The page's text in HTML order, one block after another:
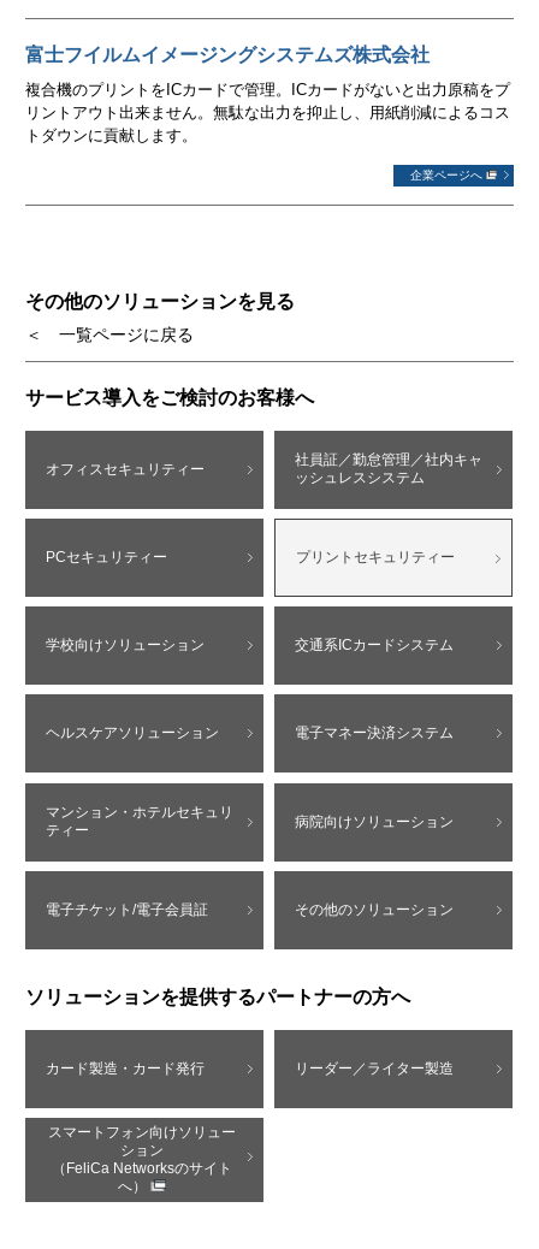
富士フイルムイメージングシステムズ株式会社
複合機のプリントをICカードで管理。ICカードがないと出力原稿をプ
リントアウト出来ません。無駄な出力を抑止し、用紙削減によるコス
トダウンに貢献します。
企業ページへ
その他のソリューションを見る
＜ 一覧ページに戻る
サービス導入をご検討のお客様へ
オフィスセキュリティー
社員証／勤怠管理／社内キャ
ッシュレスシステム
PCセキュリティー プリントセキュリティー
学校向けソリューション 交通系ICカードシステム
ヘルスケアソリューション 電子マネー決済システム
マンション・ホテルセキュリ
ティー
病院向けソリューション
電子チケット/電子会員証 その他のソリューション
ソリューションを提供するパートナーの方へ
カード製造・カード発行 リーダー／ライター製造
スマートフォン向けソリュー
ション
（FeliCa Networksのサイト
へ）